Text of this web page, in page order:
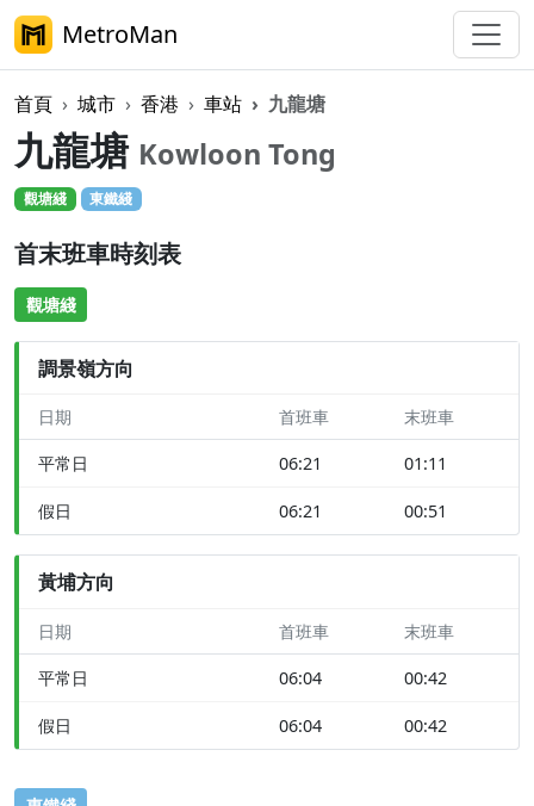
MetroMan
首頁 城市 香港 車站 九龍塘
九龍塘 Kowloon Tong
觀塘綫 東鐵綫
首末班車時刻表
觀塘綫
調景嶺方向
日期 首班車 末班車
平常日 06:21 01:11
假日 06:21 00:51
黃埔方向
日期 首班車 末班車
平常日 06:04 00:42
假日 06:04 00:42